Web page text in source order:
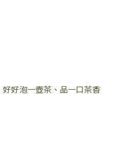
好好泡一壺茶、品一口茶香